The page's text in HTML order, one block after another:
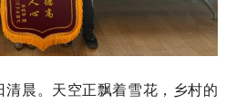
晨。天空正飘着雪花，乡村的